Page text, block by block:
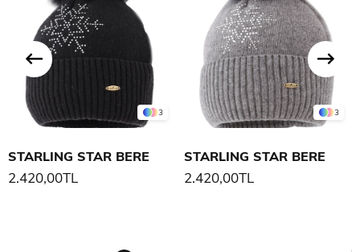
3
STARLING STAR BERE
2.420,00TL
3
STARLING STAR BERE
2.420,00TL